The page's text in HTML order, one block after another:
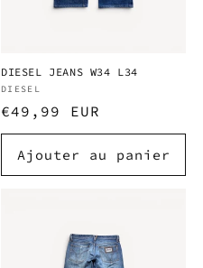
DIESEL JEANS W34 L34
Fournisseur :
DIESEL
Prix
habituel
€49,99 EUR
Ajouter au panier